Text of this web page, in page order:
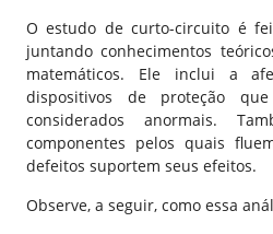
O estudo de curto-circuito é
juntando conhecimentos
matemáticos. Ele inclui a
dispositivos de proteção
considerados anormais.
componentes pelos quais
defeitos suportem seus efeitos.
Observe, a seguir, como essa